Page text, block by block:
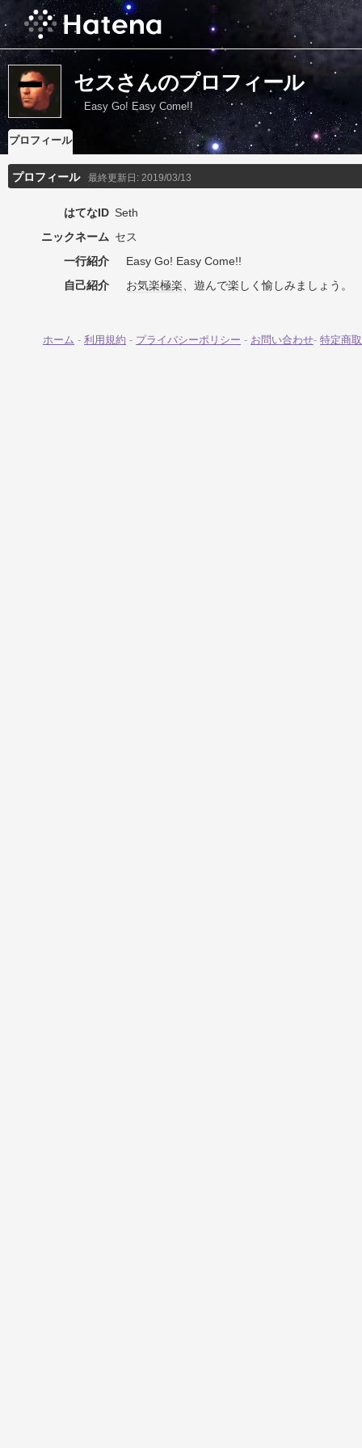
セスさんのプロフィール
Easy Go! Easy Come!!
プロフィール
プロフィール 最終更新日: 2019/03/13
はてなID Seth
ニックネーム セス
一行紹介
Easy Go! Easy Come!!
自己紹介
お気楽極楽、遊んで楽しく愉しみましょう。
ホーム - 利用規約 - プライバシーポリシー - お問い合わせ- 特定商